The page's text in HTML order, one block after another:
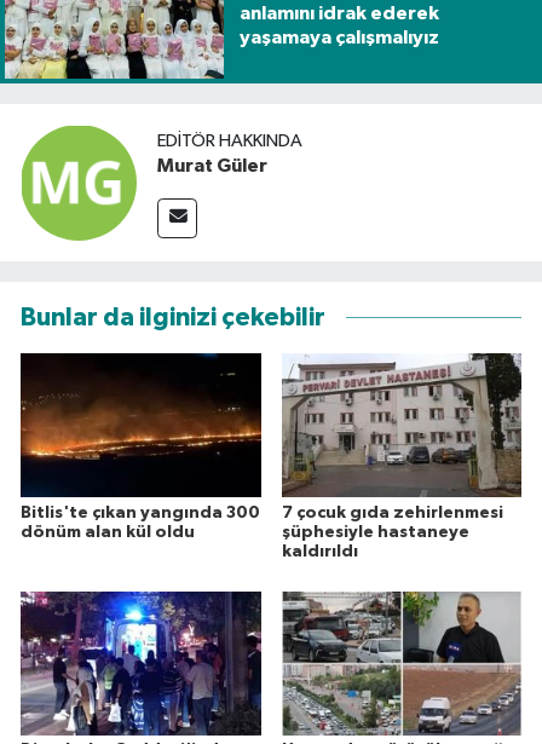
anlamını idrak ederek
yaşamaya çalışmalıyız
EDITÖR HAKKINDA
Murat Güler
Bunlar da ilginizi çekebilir
Bitlis'te çıkan yangında 300
dönüm alan kül oldu
7 çocuk gıda zehirlenmesi
şüphesiyle hastaneye
kaldırıldı